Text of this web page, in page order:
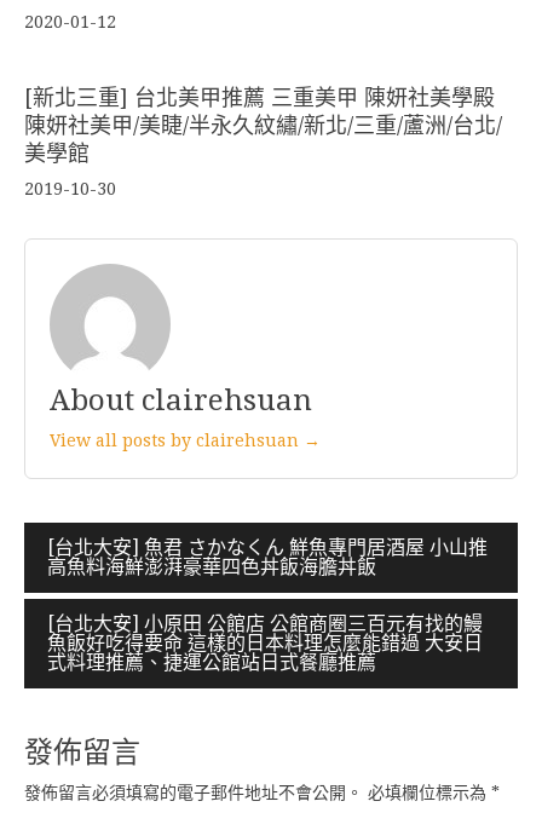
2020-01-12
[新北三重] 台北美甲推薦 三重美甲 陳妍社美學殿
陳妍社美甲/美睫/半永久紋繡/新北/三重/蘆洲/台北/
美學館
2019-10-30
About clairehsuan
View all posts by clairehsuan →
文
章
導
覽
[台北大安] 魚君 さかなくん 鮮魚專門居酒屋 小山推
高魚料海鮮澎湃豪華四色丼飯海膽丼飯
[台北大安] 小原田 公館店 公館商圈三百元有找的鰻
魚飯好吃得要命 這樣的日本料理怎麼能錯過 大安日
式料理推薦、捷運公館站日式餐廳推薦
發佈留言
發佈留言必須填寫的電子郵件地址不會公開。 必填欄位標示為 *